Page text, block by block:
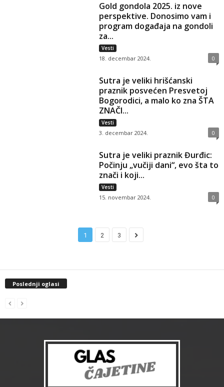
Gold gondola 2025. iz nove
perspektive. Donosimo vam i
program događaja na gondoli
za...
Vesti
18. decembar 2024. 0
Sutra je veliki hrišćanski
praznik posvećen Presvetoj
Bogorodici, a malo ko zna ŠTA
ZNAČI...
Vesti
3. decembar 2024. 0
Sutra je veliki praznik Đurđic:
Počinju „vučiji dani“, evo šta to
znači i koji...
Vesti
15. novembar 2024. 0
1 2 3
Poslednji oglasi